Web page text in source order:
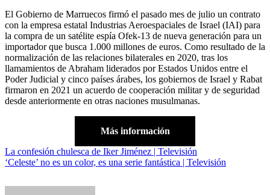
El Gobierno de Marruecos firmó el pasado mes de julio un contrato
con la empresa estatal Industrias Aeroespaciales de Israel (IAI) para
la compra de un satélite espía Ofek-13 de nueva generación para un
importador que busca 1.000 millones de euros. Como resultado de la
normalización de las relaciones bilaterales en 2020, tras los
llamamientos de Abraham liderados por Estados Unidos entre el
Poder Judicial y cinco países árabes, los gobiernos de Israel y Rabat
firmaron en 2021 un acuerdo de cooperación militar y de seguridad
desde anteriormente en otras naciones musulmanas.
Más información
Navegación
de
entradas
La confesión chulesca de Iker Jiménez | Televisión
‘Celeste’ no es un color, es una serie fantástica | Televisión